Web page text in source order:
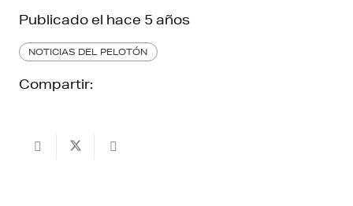
Publicado el hace 5 años
NOTICIAS DEL PELOTÓN
Compartir: